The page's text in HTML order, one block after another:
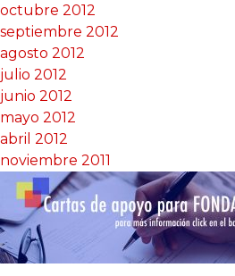
octubre 2012
septiembre 2012
agosto 2012
julio 2012
junio 2012
mayo 2012
abril 2012
noviembre 2011